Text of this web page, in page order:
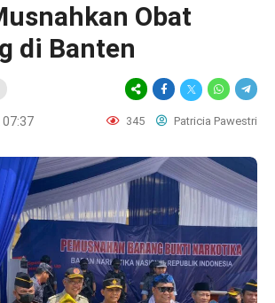
Obat
di Banten
07:37 345 Patricia Pawestri